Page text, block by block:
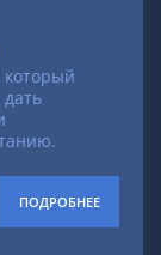
который
ПОДРОБНЕЕ